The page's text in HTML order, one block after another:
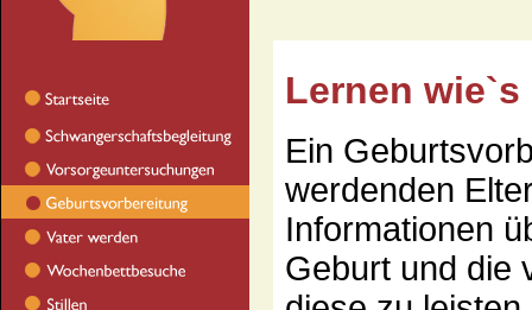
Lernen
Ein
werdenden
Informationen
Geburt und die